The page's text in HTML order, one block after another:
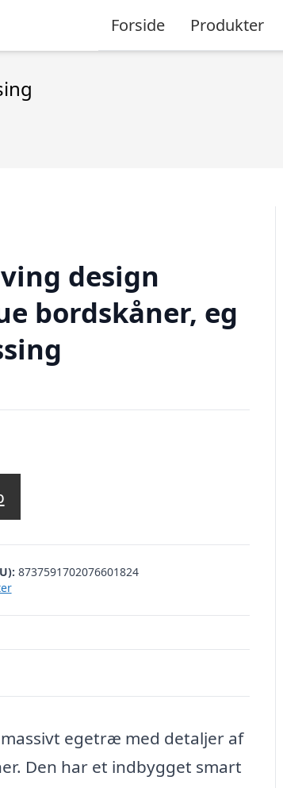
Forside Produkter
design
bordskåner, eg
8737591702076601824
egetræ med detaljer af
Den har et indbygget smart